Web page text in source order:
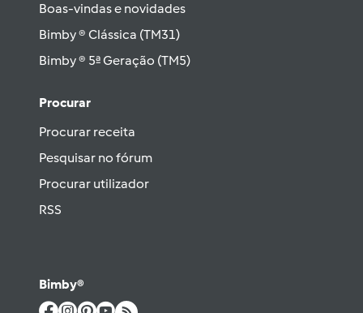
Boas-vindas e novidades
Bimby ® Clássica (TM31)
Bimby ® 5ª Geração (TM5)
Procurar
Procurar receita
Pesquisar no fórum
Procurar utilizador
RSS
Bimby®